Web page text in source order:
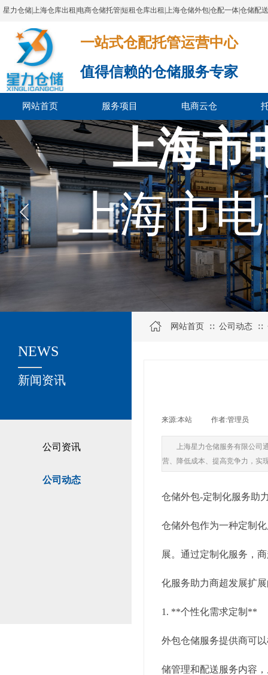
星力仓储|上海仓库出租|电商仓储托管|短租仓库出租|上海仓储外包|仓配一体|仓储配
一站式仓配托管运营中心​​​​​​​​​​​​​​​​​
值得信赖的仓储服务专家
网站首页 服务项目 电商云仓
上海市
上海市
公司资讯
公司动态
关于我们
新闻资讯
NEWS
网站首页 ∷ 公司动态 ∷
来源:本站 作者:管理员
上海星力仓储服务有限公
营、降低成本、提高竞争力，实
仓储外包-定制化服务助
仓储外包作为一种定制
展。通过定制化服务，
化服务助力商超发展扩
1. **个性化需求定制**
外包仓储服务提供商可
储管理和配送服务内容